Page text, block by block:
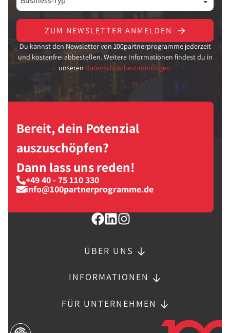
ZUM NEWSLETTER ANMELDEN
Du kannst den Newsletter von 100partnerprogramme jederzeit
und kostenfrei abbestellen. Weitere Informationen findest du in
unseren Datenschutzbestimmungen.
Bereit, dein Potenzial
auszuschöpfen?
Dann lass uns reden!
+49 40 - 75 110 330
info@100partnerprogramme.de
ÜBER UNS
INFORMATIONEN
FÜR UNTERNEHMEN